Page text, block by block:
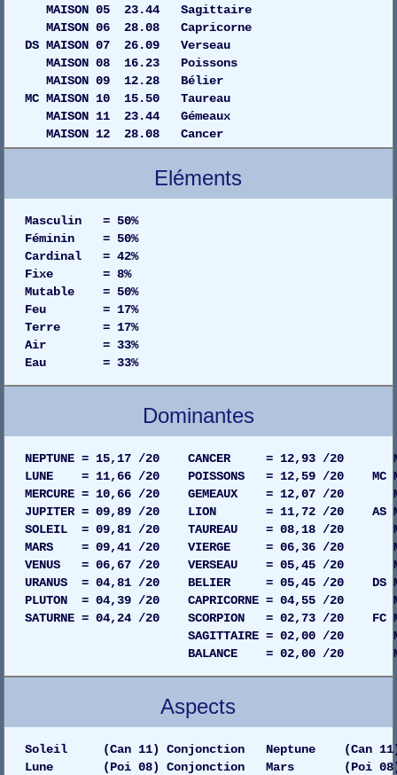
MAISON 05 23.44 Sagittaire
MAISON 06 28.08 Capricorne
DS MAISON 07 26.09 Verseau
MAISON 08 16.23 Poissons
MAISON 09 12.28 Bélier
MC MAISON 10 15.50 Taureau
MAISON 11 23.44 Gémeaux
MAISON 12 28.08 Cancer
Eléments
Masculin = 50%
Féminin = 50%
Cardinal = 42%
Fixe = 8%
Mutable = 50%
Feu = 17%
Terre = 17%
Air = 33%
Eau = 33%
Dominantes
NEPTUNE = 15,17 /20 CANCER = 12,93 /20
LUNE = 11,66 /20 POISSONS = 12,59 /20 MC
MERCURE = 10,66 /20 GEMEAUX = 12,07 /20
JUPITER = 09,89 /20 LION = 11,72 /20 AS
SOLEIL = 09,81 /20 TAUREAU = 08,18 /20
MARS = 09,41 /20 VIERGE = 06,36 /20
VENUS = 06,67 /20 VERSEAU = 05,45 /20
URANUS = 04,81 /20 BELIER = 05,45 /20 DS
PLUTON = 04,39 /20 CAPRICORNE = 04,55 /20
SATURNE = 04,24 /20 SCORPION = 02,73 /20 FC
SAGITTAIRE = 02,00 /20 MAISON
BALANCE = 02,00 /20 MAISON
Aspects
Soleil (Can 11) Conjonction Neptune (Can 11)
Lune (Poi 08) Conjonction Mars (Poi 08)